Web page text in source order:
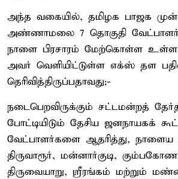
அந்த வகையில், தமிழக பாஜக
அண்ணாமலை 7 தொகுதி
நாளை பிரசாரம் மேற்கொள்ள
அவர் வெளியிட்டுள்ள எக்ஸ் தள
தெரிவித்திருப்பதாவது;-
நடைபெறவிருக்கும் சட்டமன்றத்
போட்டியிடும் தேசிய ஜனநாயகக்
வேட்பாளர்களை ஆதரித்து, நாளைய
திருவாரூர், மன்னார்குடி,
திருவையாறு, ஸ்ரீரங்கம் மற்றும்